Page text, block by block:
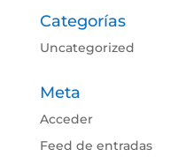
Categorías
Uncategorized
Meta
Acceder
Feed de entradas